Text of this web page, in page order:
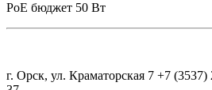
PoE бюджет 50 Вт
г. Орск, ул. Краматорская 7 +7